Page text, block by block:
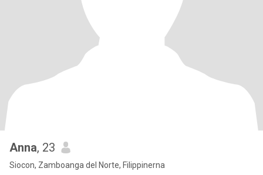
Anna, 23
Siocon, Zamboanga del Norte, Filippinerna